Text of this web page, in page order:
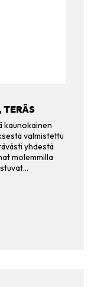
kaunokainen
valmistettu
yhdestä
molemmilla